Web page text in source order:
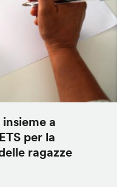
a
per la
ragazze